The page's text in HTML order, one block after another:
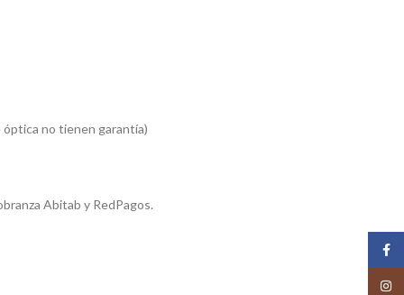
no tienen garantía)
Abitab y RedPagos.